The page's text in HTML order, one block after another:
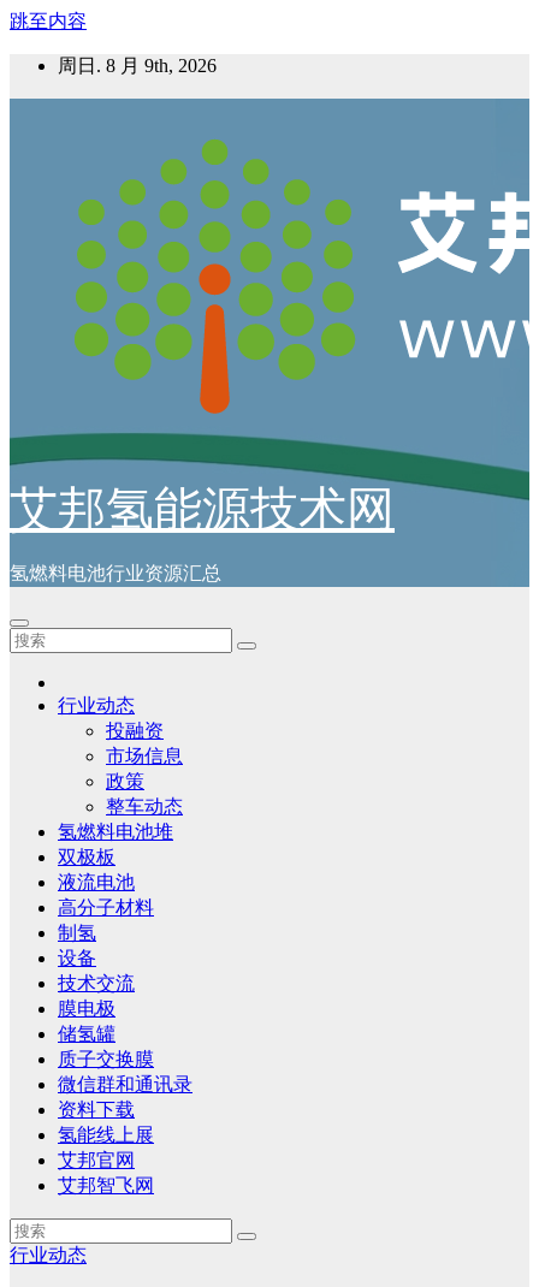
跳至内容
周日. 8 月 9th, 2026
艾邦氢能源技术网
氢燃料电池行业资源汇总
行业动态
投融资
市场信息
政策
整车动态
氢燃料电池堆
双极板
液流电池
高分子材料
制氢
设备
技术交流
膜电极
储氢罐
质子交换膜
微信群和通讯录
资料下载
氢能线上展
艾邦官网
艾邦智飞网
行业动态